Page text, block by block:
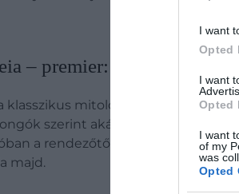
I want
Opted
I want
Opted
I want
of my
was
Opted
– premier: 2026. július 17.
klasszikus mitológia világába is
szerint akár
a rendezőtől megszokott
majd.